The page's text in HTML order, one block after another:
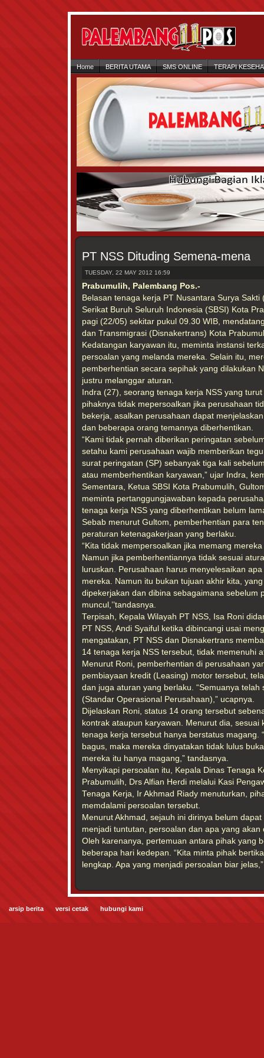
Home BERITA UTAMA SMS ONLINE TERAPI
PT NSS Dituding Semena-mena
TUESDAY, 22 MAY 2012 16:59
Prabumulih, Palembang Pos.-
Belasan tenaga kerja PT Nusantara Surya Sakti
Serikat Buruh Seluruh Indonesia (SBSI) Kota
pagi (22/05) sekitar pukul 09.30 WIB,
dan Transmigrasi (Disnakertrans) Kota
Kedatangan karyawan itu, meminta instansi
persoalan yang melanda mereka. Selain itu,
pemberhentian secara sepihak yang dilakukan
justru melanggar aturan.
Indra (27), seorang tenaga kerja NSS yang
pihaknya tidak mepersoalkan jika perusahaan
bekerja, asalkan perusahaan dapat
dan beberapa orang temannya diberhentikan.
“Kami tidak pernah diberikan peringatan
setahu kami perusahaan wajib memberikan
surat peringatan (SP) sebanyak tiga kali
atau memberhentikan karyawan,” ujar Indra,
Sementara, Ketua SBSI Kota Prabumulih,
meminta pertanggungjawaban kepada
tenaga kerja NSS yang diberhentikan belum
Sebab menurut Gultom, pemberhentian para
peraturan ketenagakerjaan yang berlaku.
“Kita tidak mempersoalkan jika memang
Namun jika pemberhentiannya tidak sesuai
luruskan. Perusahaan harus menyelesaikan
mereka. Namun itu bukan tujuan akhir kita,
dipekerjakan dan dibina sebagaimana sebelum
muncul,’’tandasnya.
Terpisah, Kepala Wilayah PT NSS, Isa Roni
PT NSS, Andi Syaiful ketika dibincangi usai
mengatakan, PT NSS dan Disnakertrans
14 tenaga kerja NSS tersebut, tidak memenuhi
Menurut Roni, pemberhentian di perusahaan
pembiayaan kredit (Leasing) motor tersebut,
dan juga aturan yang berlaku. “Semuanya telah
(Standar Operasional Perusahaan),” ucapnya.
Dijelaskan Roni, status 14 orang tersebut
kontrak ataupun karyawan. Menurut dia, sesuai
tenaga kerja tersebut hanya berstatus magang.
bagus, maka mereka dinyatakan tidak lulus
mereka itu hanya magang,” tandasnya.
Menyikapi persoalan itu, Kepala Dinas Tenaga
Prabumulih, Drs Alfian Herdi melalui Kasi
Tenaga Kerja, Ir Akhmad Riady menuturkan,
memdalami persoalan tersebut.
Menurut Akhmad, sejauh ini dirinya belum
menjadi tuntutan, persoalan dan apa yang akan
Oleh karenanya, pertemuan antara pihak yang
beberapa hari kedepan. “Kita minta pihak
lengkap. Apa yang menjadi persoalan biar
arsip berita versi cetak hubungi kami